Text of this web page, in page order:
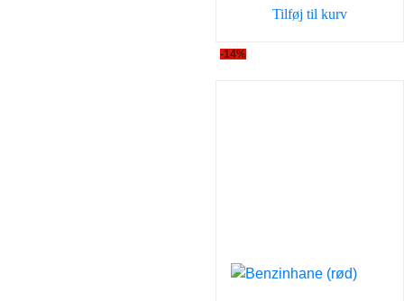
69,00 kr..
Tilføj til kurv
-14%